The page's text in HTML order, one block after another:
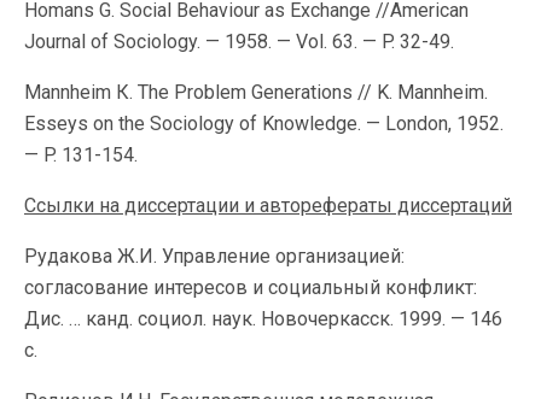
Homans G. Social Behaviour as Exchange //American
Journal of Sociology. — 1958. — Vol. 63. — P. 32-49.
Mannheim К. The Problem Generations // K. Mannheim.
Esseys on the So­ciology of Knowledge. — London, 1952.
— P. 131-154.
Ссылки на диссертации и авторефераты диссертаций
Рудакова Ж.И. Управление организацией:
согласование интересов и соци­альный конфликт:
Дис. … канд. социол. наук. Новочеркасск. 1999. — 146
с.